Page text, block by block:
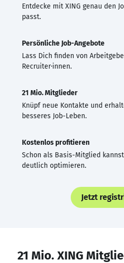
Entdecke mit XING genau den
passt.
Persönliche Job-Angebote
Lass Dich finden von
Recruiter·innen.
21 Mio. Mitglieder
Knüpf neue Kontakte und
besseres Job-Leben.
Kostenlos profitieren
Schon als Basis-Mitglied
deutlich optimieren.
Jetzt
21 Mio. XING